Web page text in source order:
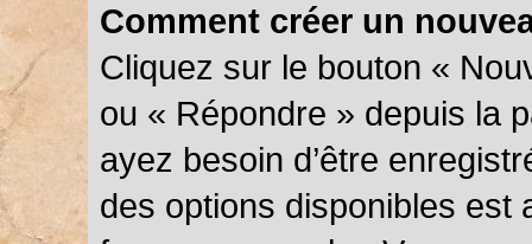
Comment créer un
Cliquez sur le bouton «
ou « Répondre » depuis la
ayez besoin d’être
des options disponibles est